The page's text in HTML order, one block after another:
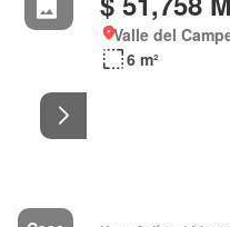
Valle del
6 m²